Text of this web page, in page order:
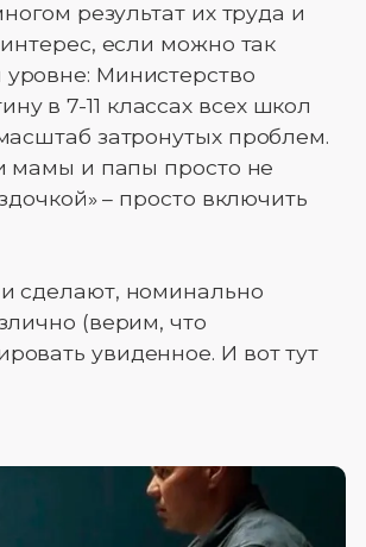
результат их труда и
если можно так
Министерство
в 7-11 классах всех школ
затронутых проблем.
мамы и папы просто не
– просто включить
сделают, номинально
(верим, что
увиденное. И вот тут